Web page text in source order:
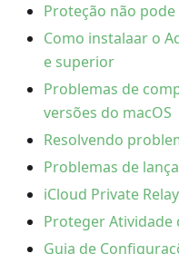
Proteção não
Como instalaar o
e superior
Problemas de
versões do macOS
Resolvendo
Problemas de
iCloud Private
Proteger Atividade
Guia de